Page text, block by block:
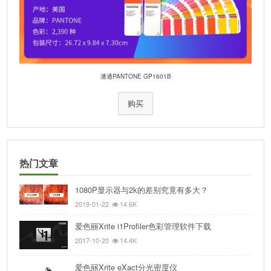
潘通PANTONE GP1601B
购买
热门文章
1080P显示器与2k的差别究竟有多大？
2019-01-22 14.6K
爱色丽Xrite i1Profiler色彩管理软件下载
2017-10-20 14.4K
爱色丽Xrite eXact分光密度仪